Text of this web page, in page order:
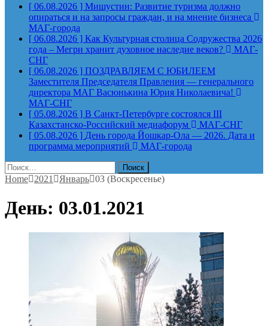
[ 06.08.2026 ] Мишустин: Развитие туризма должно
опираться и на запросы граждан, и на мнение бизнеса
МАГ-города
[ 06.08.2026 ] Как Культурная столица Содружества 2026
года – Мегри хранит духовное наследие веков?
МАГ-
СНГ
[ 06.08.2026 ] ПОЗДРАВЛЯЕМ С ЮБИЛЕЕМ
Заместителя Председателя Правления — генерального
директора МАГ Васюнькина Юрия Николаевича!
МАГ-СНГ
[ 05.08.2026 ] В Санкт-Петербурге состоялся III
Казахстанско-Российский медиафорум
МАГ-СНГ
[ 05.08.2026 ] День города Йошкар-Ола — 2026. Дата и
программа мероприятий
МАГ-города
Найти:
Home
2021 Январь 03 (Воскресенье)
День: 03.01.2021